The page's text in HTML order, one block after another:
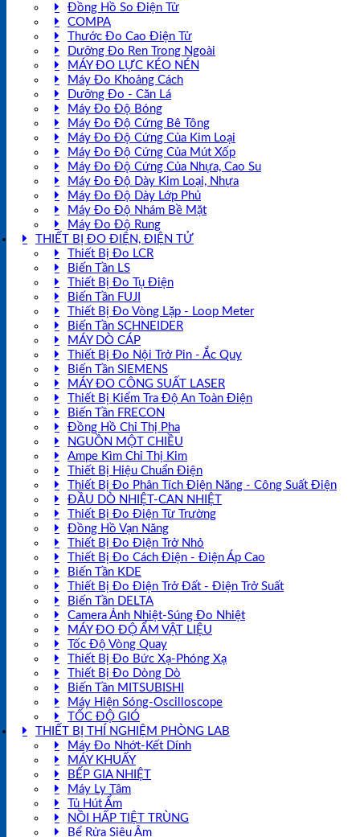
Đồng Hồ So Điện Tử
COMPA
Thước Đo Cao Điện Tử
Dưỡng Đo Ren Trong Ngoài
MÁY ĐO LỰC KÉO NÉN
Máy Đo Khoảng Cách
Dưỡng Đo - Căn Lá
Máy Đo Độ Bóng
Máy Đo Độ Cứng Bê Tông
Máy Đo Độ Cứng Của Kim Loại
Máy Đo Độ Cứng Của Mút Xốp
Máy Đo Độ Cứng Của Nhựa, Cao Su
Máy Đo Độ Dày Kim Loại, Nhựa
Máy Đo Độ Dày Lớp Phủ
Máy Đo Độ Nhám Bề Mặt
Máy Đo Độ Rung
THIẾT BỊ ĐO ĐIỆN, ĐIỆN TỬ
Thiết Bị Đo LCR
Biến Tần LS
Thiết Bị Đo Tụ Điện
Biến Tần FUJI
Thiết Bị Đo Vòng Lặp - Loop Meter
Biến Tần SCHNEIDER
MÁY DÒ CÁP
Thiết Bị Đo Nội Trở Pin - Ắc Quy
Biến Tần SIEMENS
MÁY ĐO CÔNG SUẤT LASER
Thiết Bị Kiểm Tra Độ An Toàn Điện
Biến Tần FRECON
Đồng Hồ Chỉ Thị Pha
NGUỒN MỘT CHIỀU
Ampe Kìm Chỉ Thị Kim
Thiết Bị Hiệu Chuẩn Điện
Thiết Bị Đo Phân Tích Điện Năng - Công Suất Điện
ĐẦU DÒ NHIỆT-CAN NHIỆT
Thiết Bị Đo Điện Từ Trường
Đồng Hồ Vạn Năng
Thiết Bị Đo Điện Trở Nhỏ
Thiết Bị Đo Cách Điện - Điện Áp Cao
Biến Tần KDE
Thiết Bị Đo Điện Trở Đất - Điện Trở Suất
Biến Tần DELTA
Camera Ảnh Nhiệt-Súng Đo Nhiệt
MÁY ĐO ĐỘ ẨM VẬT LIỆU
Tốc Độ Vòng Quay
Thiết Bị Đo Bức Xạ-Phóng Xạ
Thiết Bị Đo Dòng Dò
Biến Tần MITSUBISHI
Máy Hiện Sóng-Oscilloscope
TỐC ĐỘ GIÓ
THIẾT BỊ THÍ NGHIỆM PHÒNG LAB
Máy Đo Nhớt-Kết Dính
MÁY KHUẤY
BẾP GIA NHIỆT
Máy Ly Tâm
Tủ Hút Ẩm
NỒI HẤP TIỆT TRÙNG
Bể Rửa Siêu Âm